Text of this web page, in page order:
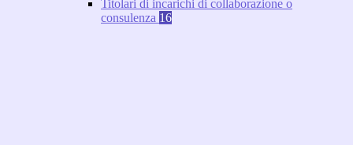
Titolari di incarichi di collaborazione o
consulenza 16